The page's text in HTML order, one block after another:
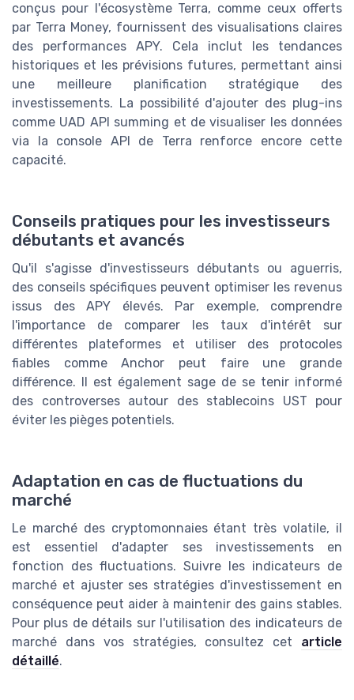
conçus pour l'écosystème Terra, comme ceux offerts
par Terra Money, fournissent des visualisations claires
des performances APY. Cela inclut les tendances
historiques et les prévisions futures, permettant ainsi
une meilleure planification stratégique des
investissements. La possibilité d'ajouter des plug-ins
comme UAD API summing et de visualiser les données
via la console API de Terra renforce encore cette
capacité.
Conseils pratiques pour les investisseurs
débutants et avancés
Qu'il s'agisse d'investisseurs débutants ou aguerris,
des conseils spécifiques peuvent optimiser les revenus
issus des APY élevés. Par exemple, comprendre
l'importance de comparer les taux d'intérêt sur
différentes plateformes et utiliser des protocoles
fiables comme Anchor peut faire une grande
différence. Il est également sage de se tenir informé
des controverses autour des stablecoins UST pour
éviter les pièges potentiels.
Adaptation en cas de fluctuations du
marché
Le marché des cryptomonnaies étant très volatile, il
est essentiel d'adapter ses investissements en
fonction des fluctuations. Suivre les indicateurs de
marché et ajuster ses stratégies d'investissement en
conséquence peut aider à maintenir des gains stables.
Pour plus de détails sur l'utilisation des indicateurs de
marché dans vos stratégies, consultez cet article
détaillé.